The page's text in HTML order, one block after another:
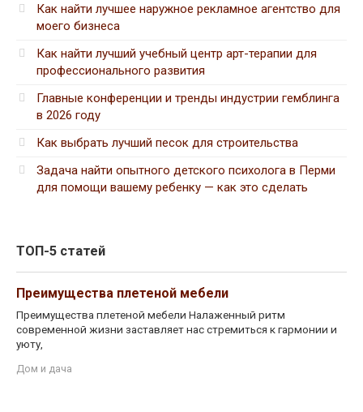
Как найти лучшее наружное рекламное агентство для
моего бизнеса
Как найти лучший учебный центр арт-терапии для
профессионального развития
Главные конференции и тренды индустрии гемблинга
в 2026 году
Как выбрать лучший песок для строительства
Задача найти опытного детского психолога в Перми
для помощи вашему ребенку — как это сделать
ТОП-5 статей
Преимущества плетеной мебели
Преимущества плетеной мебели Налаженный ритм
современной жизни заставляет нас стремиться к гармонии и
уюту,
Дом и дача